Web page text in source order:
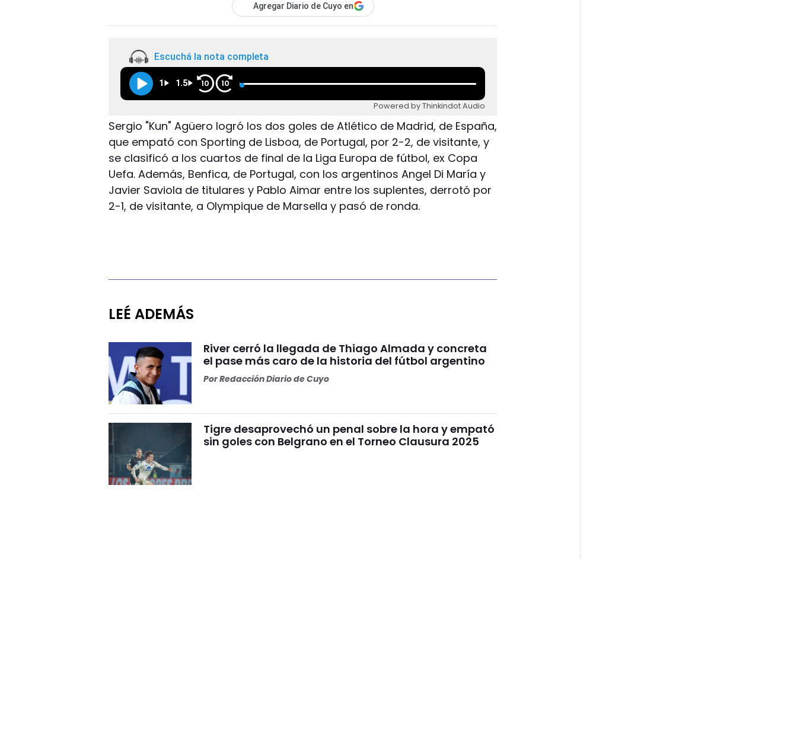
Agregar Diario de Cuyo en
Escuchá la nota completa
1 1.5 10 10
Powered by Thinkindot Audio
Sergio "Kun" Agüero logró los dos goles de Atlético de Madrid, de España,
que empató con Sporting de Lisboa, de Portugal, por 2-2, de visitante, y
se clasificó a los cuartos de final de la Liga Europa de fútbol, ex Copa
Uefa. Además, Benfica, de Portugal, con los argentinos Angel Di María y
Javier Saviola de titulares y Pablo Aimar entre los suplentes, derrotó por
2-1, de visitante, a Olympique de Marsella y pasó de ronda.
LEÉ ADEMÁS
River cerró la llegada de Thiago Almada y concreta
el pase más caro de la historia del fútbol argentino
PorRedacción Diario de Cuyo
Tigre desaprovechó un penal sobre la hora y empató
sin goles con Belgrano en el Torneo Clausura 2025